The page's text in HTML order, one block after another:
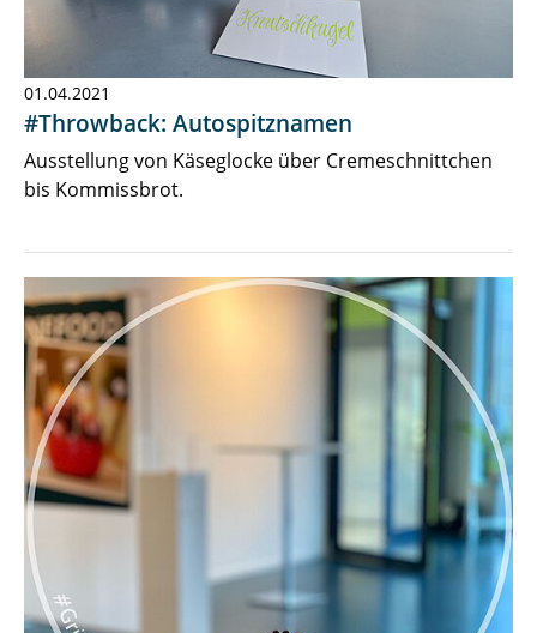
01.04.2021
#Throwback: Autospitznamen
Ausstellung von Käseglocke über Cremeschnittchen
bis Kommissbrot.